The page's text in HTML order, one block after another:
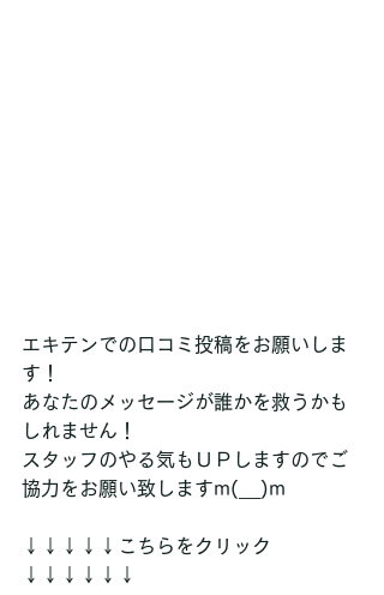
エキテンでの口コミ投稿をお願いしま
す！
あなたのメッセージが誰かを救うかも
しれません！
スタッフのやる気もＵＰしますのでご
協力をお願い致しますm(__)m
↓↓↓↓↓こちらをクリック
↓↓↓↓↓↓